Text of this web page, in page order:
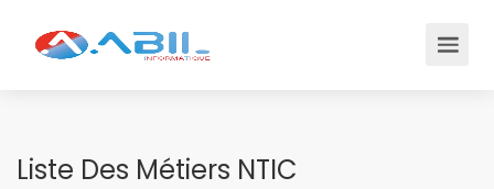
Liste Des Métiers NTIC